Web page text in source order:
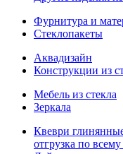
Фурнитура и
Стеклопакеты
Аквадизайн
Конструкции из
Мебель из стекла
Зеркала
Квеври
отгрузка по